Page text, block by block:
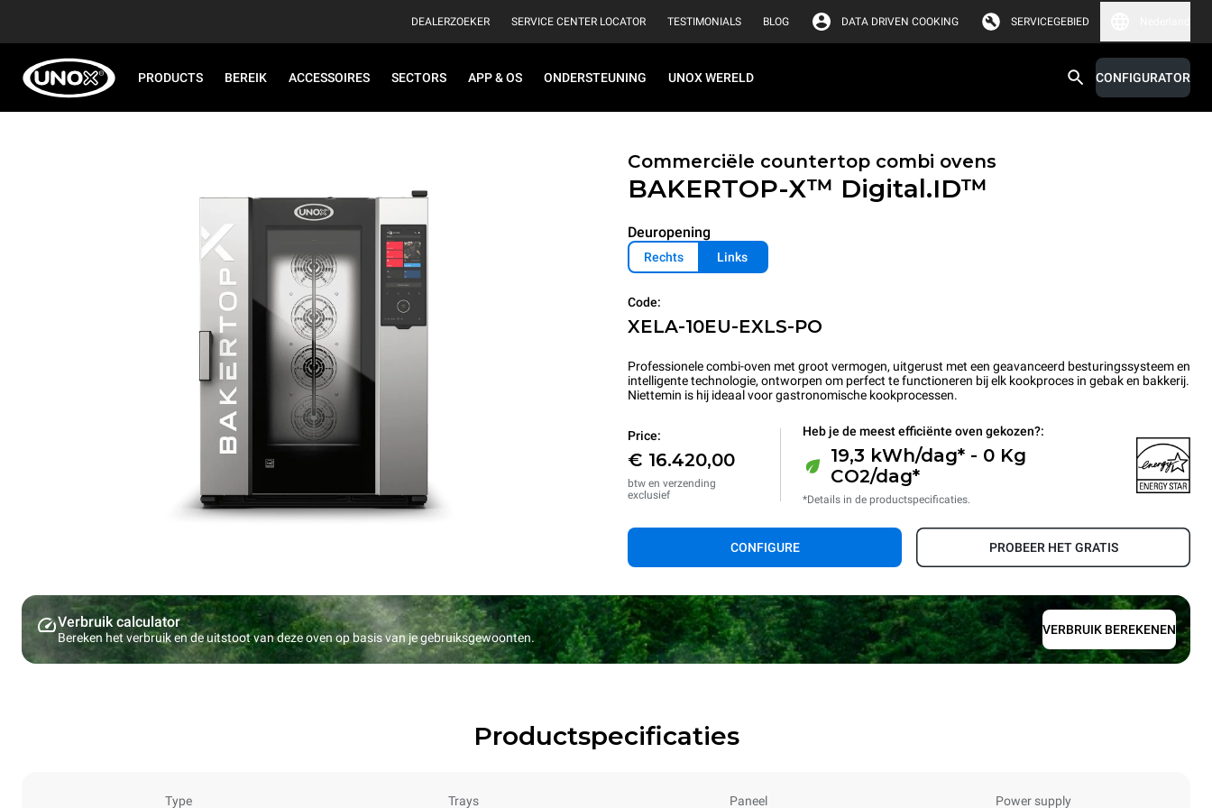
DEALERZOEKER SERVICE CENTER LOCATOR TESTIMONIALS BLOG DATA DRIVEN COOKING SERVICEGEBIED
PRODUCTS BEREIK ACCESSOIRES SECTORS APP & OS ONDERSTEUNING UNOX WERELD CONFIGURATOR
Commerciële countertop combi ovens
BAKERTOP-X™ Digital.ID™
Deuropening
Rechts Links
Code:
XELA-10EU-EXLS-PO
Professionele combi-oven met groot vermogen, uitgerust met een geavanceerd besturingssysteem en
intelligente technologie, ontworpen om perfect te functioneren bij elk kookproces in gebak en bakkerij.
Niettemin is hij ideaal voor gastronomische kookprocessen.
Price:
€ 16.420,00
btw en verzending
exclusief
Heb je de meest efficiënte oven gekozen?:
19,3 kWh/dag* - 0 Kg
CO2/dag*
*Details in de productspecificaties.
CONFIGURE PROBEER HET GRATIS
Verbruik calculator
Bereken het verbruik en de uitstoot van deze oven op basis van je gebruiksgewoonten.
VERBRUIK BEREKENEN
Productspecificaties
Type Trays Paneel Power supply